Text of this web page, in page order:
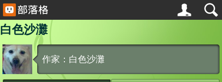
白色沙灘
作家：白色沙灘